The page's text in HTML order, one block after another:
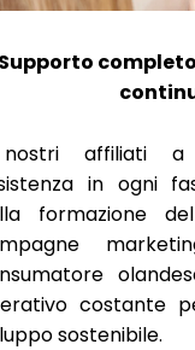
Supporto
affiliati a
in ogni
formazione
costante
sostenibile.